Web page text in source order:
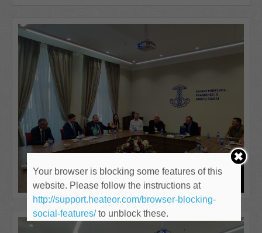
Your browser is blocking some features of this
website. Please follow the instructions at
http://support.heateor.com/browser-blocking-
social-features/to unblock these.